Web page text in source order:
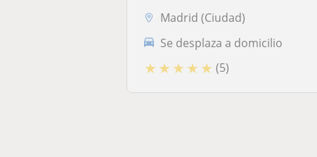
Madrid (Ciudad)
Se desplaza a domicilio
★ ★ ★ ★ ★ (5)